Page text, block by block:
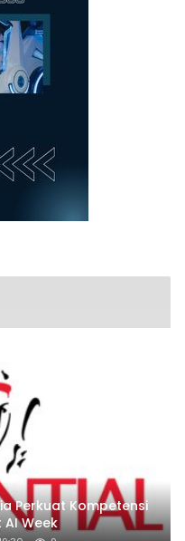
Perkuat Kompetensi
Week